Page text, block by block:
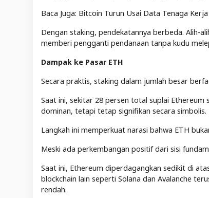
Baca Juga: Bitcoin Turun Usai Data Tenaga
Dengan staking, pendekatannya berbeda. Alih-
memberi pengganti pendanaan tanpa kudu
Dampak ke Pasar ETH
Secara praktis, staking dalam jumlah besar
Saat ini, sekitar 28 persen total suplai
dominan, tetapi tetap signifikan secara simbolis.
Langkah ini memperkuat narasi bahwa ETH
Meski ada perkembangan positif dari sisi
Saat ini, Ethereum diperdagangkan sedikit di
blockchain lain seperti Solana dan Avalanche
rendah.